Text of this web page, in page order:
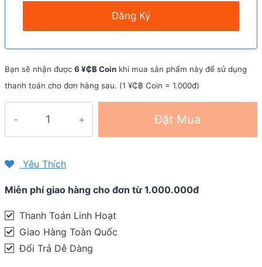
Bạn sẽ nhận được 6 ¥₵฿ Coin khi mua sản phẩm này để sử dụng
thanh toán cho đơn hàng sau. (1 ¥₵฿ Coin = 1.000đ)
silicon
Unisex
Cap
ARN-
3426
Đặt Mua
Yêu Thích
Miễn phí giao hàng cho đơn từ 1.000.000đ
Thanh Toán Linh Hoạt
Giao Hàng Toàn Quốc
Đổi Trả Dễ Dàng